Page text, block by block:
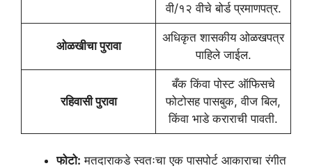
वी/१२ वीचे बोर्ड प्रमाणपत्र.
ओळखीचा पुरावा
अधिकृत शासकीय ओळखपत्र
पाहिले जाईल.
रहिवासी पुरावा
बँक किंवा पोस्ट ऑफिसचे
फोटोसह पासबुक, वीज बिल,
किंवा भाडे कराराची पावती.
फोटो: मतदाराकडे स्वतःचा एक पासपोर्ट आकाराचा रंगीत